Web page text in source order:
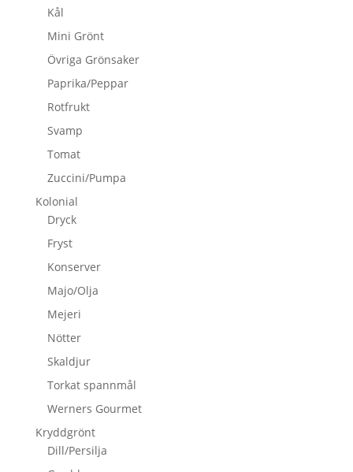
Kål
Mini Grönt
Övriga Grönsaker
Paprika/Peppar
Rotfrukt
Svamp
Tomat
Zuccini/Pumpa
Kolonial
Dryck
Fryst
Konserver
Majo/Olja
Mejeri
Nötter
Skaldjur
Torkat spannmål
Werners Gourmet
Kryddgrönt
Dill/Persilja